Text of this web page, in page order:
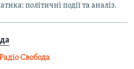
політичні події та аналіз.
Свобода